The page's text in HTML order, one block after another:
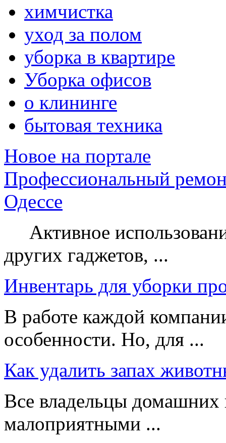
химчистка
уход за полом
уборка в квартире
Уборка офисов
о клининге
бытовая техника
Новое на портале
Профессиональный
Одессе
Активное
других гаджетов, ...
Инвентарь для уборки
В работе каждой
особенности. Но, для ...
Как удалить запах
Все владельцы домашних
малоприятными ...